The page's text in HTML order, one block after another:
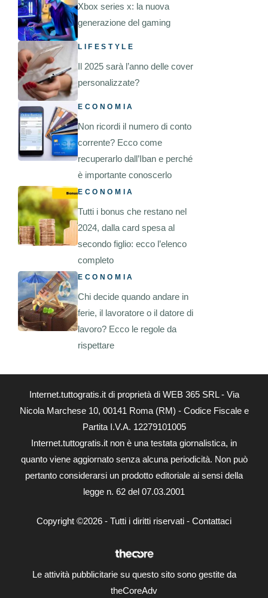
Xbox series x: la nuova
generazione del gaming
LIFESTYLE
Il 2025 sarà l’anno delle cover
personalizzate?
ECONOMIA
Non ricordi il numero di conto
corrente? Ecco come
recuperarlo dall’Iban e perché
è importante conoscerlo
ECONOMIA
Tutti i bonus che restano nel
2024, dalla card spesa al
secondo figlio: ecco l’elenco
completo
ECONOMIA
Chi decide quando andare in
ferie, il lavoratore o il datore di
lavoro? Ecco le regole da
rispettare
Internet.tuttogratis.it di proprietà di WEB 365 SRL - Via
Nicola Marchese 10, 00141 Roma (RM) - Codice Fiscale e
Partita I.V.A. 12279101005
Internet.tuttogratis.it non è una testata giornalistica, in
quanto viene aggiornato senza alcuna periodicità. Non può
pertanto considerarsi un prodotto editoriale ai sensi della
legge n. 62 del 07.03.2001
Copyright ©2026 - Tutti i diritti riservati - Contattaci
Le attività pubblicitarie su questo sito sono gestite da
theCoreAdv